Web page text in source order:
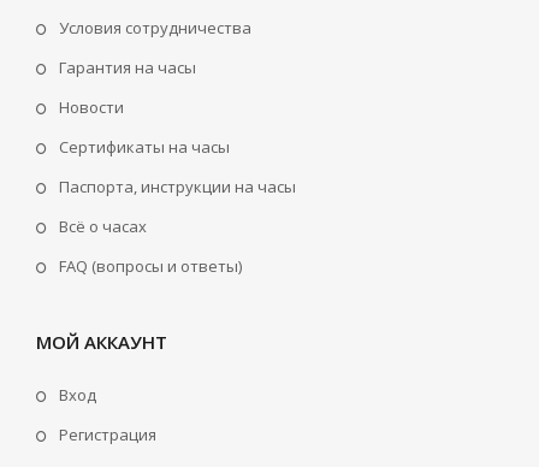
Условия сотрудничества
Гарантия на часы
Новости
Сертификаты на часы
Паспорта, инструкции на часы
Всё о часах
FAQ (вопросы и ответы)
МОЙ АККАУНТ
Вход
Регистрация